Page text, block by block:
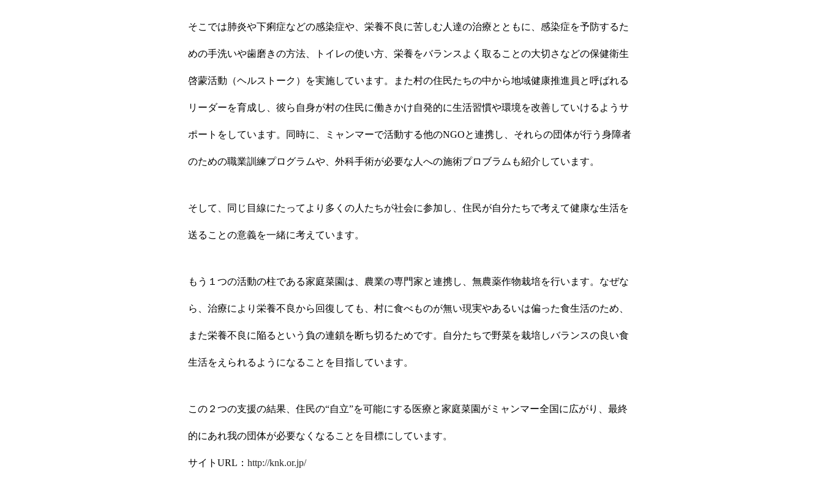
そこでは肺炎や下痢症などの感染症や、栄養不良に苦しむ人達の治療とともに、感染症を予防するた
めの手洗いや歯磨きの方法、トイレの使い方、栄養をバランスよく取ることの大切さなどの保健衛生
啓蒙活動（ヘルストーク）を実施しています。また村の住民たちの中から地域健康推進員と呼ばれる
リーダーを育成し、彼ら自身が村の住民に働きかけ自発的に生活習慣や環境を改善していけるようサ
ポートをしています。同時に、ミャンマーで活動する他のNGOと連携し、それらの団体が行う身障者
のための職業訓練プログラムや、外科手術が必要な人への施術プロブラムも紹介しています。
そして、同じ目線にたってより多くの人たちが社会に参加し、住民が自分たちで考えて健康な生活を
送ることの意義を一緒に考えています。
もう１つの活動の柱である家庭菜園は、農業の専門家と連携し、無農薬作物栽培を行います。なぜな
ら、治療により栄養不良から回復しても、村に食べものが無い現実やあるいは偏った食生活のため、
また栄養不良に陥るという負の連鎖を断ち切るためです。自分たちで野菜を栽培しバランスの良い食
生活をえられるようになることを目指しています。
この２つの支援の結果、住民の“自立”を可能にする医療と家庭菜園がミャンマー全国に広がり、最終
的にあれ我の団体が必要なくなることを目標にしています。
サイトURL： http://knk.or.jp/